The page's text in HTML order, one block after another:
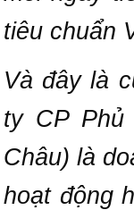
tiêu chuẩn
Và đây là
ty CP Phủ
Châu) là
hoạt động